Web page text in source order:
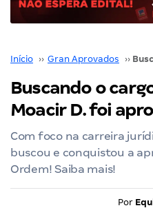
Início ›› Gran Aprovados ››
Buscando o
Moacir D. foi
Com foco na carreira
buscou e conquistou a
Ordem! Saiba mais!
Por